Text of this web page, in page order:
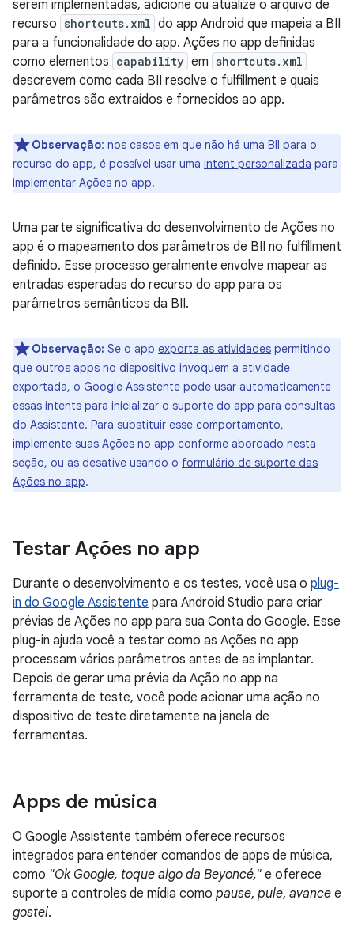
serem implementadas, adicione ou atualize o arquivo de
recurso shortcuts.xml do app Android que mapeia a BII
para a funcionalidade do app. Ações no app definidas
como elementos capability em shortcuts.xml
descrevem como cada BII resolve o fulfillment e quais
parâmetros são extraídos e fornecidos ao app.
Observação: nos casos em que não há uma BII para o
recurso do app, é possível usar uma intent personalizada para
implementar Ações no app.
Uma parte significativa do desenvolvimento de Ações no
app é o mapeamento dos parâmetros de BII no fulfillment
definido. Esse processo geralmente envolve mapear as
entradas esperadas do recurso do app para os
parâmetros semânticos da BII.
Observação: Se o app exporta as atividades permitindo
que outros apps no dispositivo invoquem a atividade
exportada, o Google Assistente pode usar automaticamente
essas intents para inicializar o suporte do app para consultas
do Assistente. Para substituir esse comportamento,
implemente suas Ações no app conforme abordado nesta
seção, ou as desative usando o formulário de suporte das
Ações no app.
Testar Ações no app
Durante o desenvolvimento e os testes, você usa o plug-
in do Google Assistente para Android Studio para criar
prévias de Ações no app para sua Conta do Google. Esse
plug-in ajuda você a testar como as Ações no app
processam vários parâmetros antes de as implantar.
Depois de gerar uma prévia da Ação no app na
ferramenta de teste, você pode acionar uma ação no
dispositivo de teste diretamente na janela de
ferramentas.
Apps de música
O Google Assistente também oferece recursos
integrados para entender comandos de apps de música,
como "Ok Google, toque algo da Beyoncé," e oferece
suporte a controles de mídia como pause, pule, avance e
gostei.